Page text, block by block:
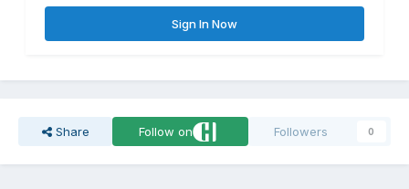
Sign In Now
Share Follow on Followers 0